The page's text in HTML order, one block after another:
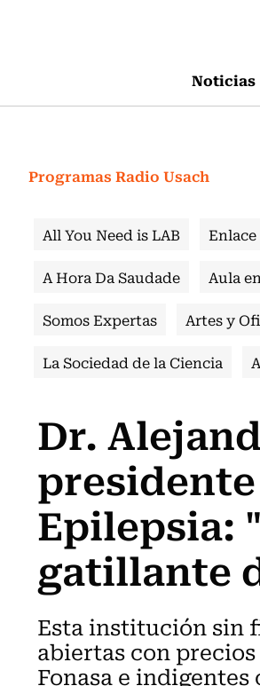
Noticias
Programas Radio Usach
All You Need is LAB
A Hora Da Saudade
Aula
Somos Expertas
Artes y
La Sociedad de la Ciencia
Dr.
Epilepsia:
gatillante
Esta institución sin
abiertas con
Fonasa e